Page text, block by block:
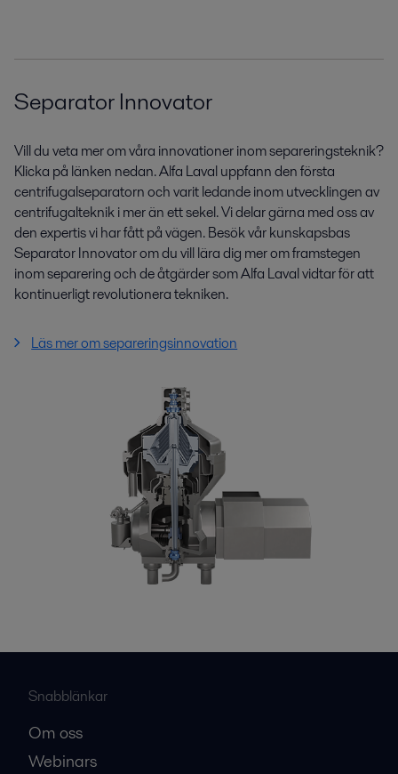
Separator Innovator
Vill du veta mer om våra innovationer inom separeringsteknik?
Klicka på länken nedan. Alfa Laval uppfann den första
centrifugalseparatorn och varit ledande inom utvecklingen av
centrifugalteknik i mer än ett sekel. Vi delar gärna med oss av
den expertis vi har fått på vägen. Besök vår kunskapsbas
Separator Innovator om du vill lära dig mer om framstegen
inom separering och de åtgärder som Alfa Laval vidtar för att
kontinuerligt revolutionera tekniken.
Läs mer om separeringsinnovation
Snabblänkar
Om oss
Webinars